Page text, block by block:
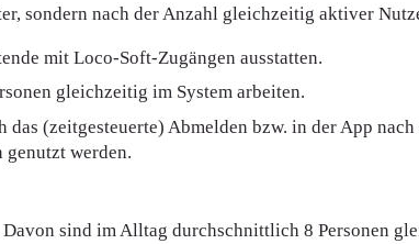
sondern nach der Anzahl gleichzeitig aktiver
mit Loco‑Soft‑Zugängen ausstatten.
gleichzeitig im System arbeiten.
(zeitgesteuerte) Abmelden bzw. in der App
genutzt werden.
sind im Alltag durchschnittlich 8 Personen